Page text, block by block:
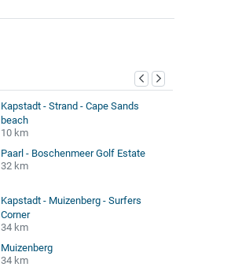
Kapstadt - Strand - Cape Sands
beach
10 km
Paarl - Boschenmeer Golf Estate
32 km
Kapstadt - Muizenberg - Surfers
Corner
34 km
Muizenberg
34 km